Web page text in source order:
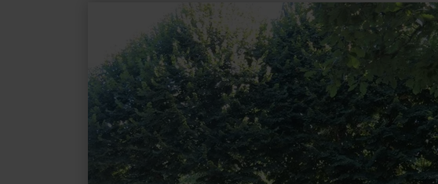
Schornkapelle
Schuld